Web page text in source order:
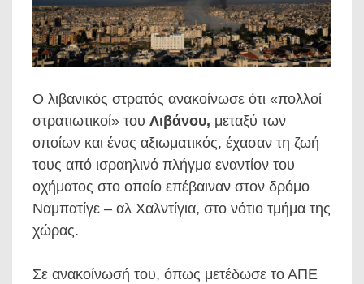
Ο λιβανικός στρατός ανακοίνωσε ότι «πολλοί
στρατιωτικοί» του Λιβάνου, μεταξύ των
οποίων και ένας αξιωματικός, έχασαν τη ζωή
τους από ισραηλινό πλήγμα εναντίον του
οχήματος στο οποίο επέβαιναν στον δρόμο
Ναμπατίγε – αλ Χαλντίγια, στο νότιο τμήμα της
χώρας.
Σε ανακοίνωσή του, όπως μετέδωσε το ΑΠΕ